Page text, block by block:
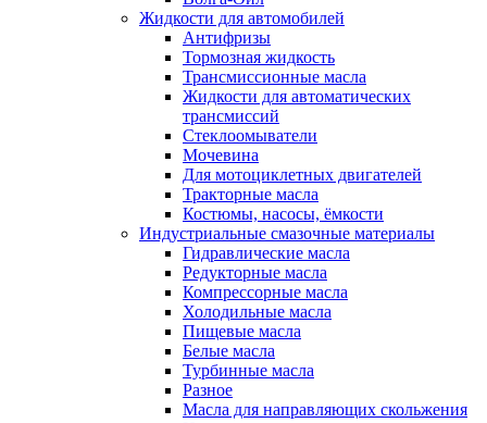
Жидкости для автомобилей
Антифризы
Тормозная жидкость
Трансмиссионные масла
Жидкости для автоматических
трансмиссий
Стеклоомыватели
Мочевина
Для мотоциклетных двигателей
Тракторные масла
Костюмы, насосы, ёмкости
Индустриальные смазочные материалы
Гидравлические масла
Редукторные масла
Компрессорные масла
Холодильные масла
Пищевые масла
Белые масла
Турбинные масла
Разное
Масла для направляющих скольжения